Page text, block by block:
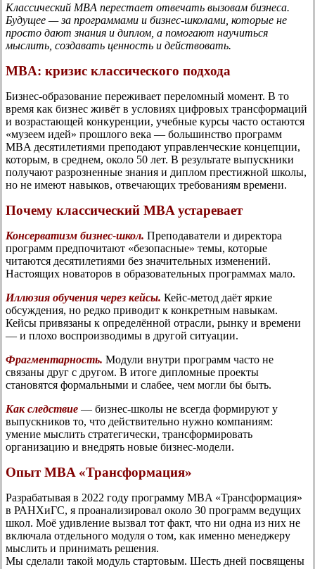
Классический MBA перестает отвечать вызовам бизнеса.
Будущее — за программами и бизнес-школами, которые не
просто дают знания и диплом, а помогают научиться
мыслить, создавать ценность и действовать.
MBA: кризис классического подхода
Бизнес-образование переживает переломный момент. В то
время как бизнес живёт в условиях цифровых трансформаций
и возрастающей конкуренции, учебные курсы часто остаются
«музеем идей» прошлого века — большинство программ
MBA десятилетиями преподают управленческие концепции,
которым, в среднем, около 50 лет. В результате выпускники
получают разрозненные знания и диплом престижной школы,
но не имеют навыков, отвечающих требованиям времени.
Почему классический MBA устаревает
Консерватизм бизнес-школ. Преподаватели и директора
программ предпочитают «безопасные» темы, которые
читаются десятилетиями без значительных изменений.
Настоящих новаторов в образовательных программах мало.
Иллюзия обучения через кейсы. Кейс-метод даёт яркие
обсуждения, но редко приводит к конкретным навыкам.
Кейсы привязаны к определённой отрасли, рынку и времени
— и плохо воспроизводимы в другой ситуации.
Фрагментарность. Модули внутри программ часто не
связаны друг с другом. В итоге дипломные проекты
становятся формальными и слабее, чем могли бы быть.
Как следствие — бизнес-школы не всегда формируют у
выпускников то, что действительно нужно компаниям:
умение мыслить стратегически, трансформировать
организацию и внедрять новые бизнес-модели.
Опыт MBA «Трансформация»
Разрабатывая в 2022 году программу MBA «Трансформация»
в РАНХиГС, я проанализировал около 30 программ ведущих
школ. Моё удивление вызвал тот факт, что ни одна из них не
включала отдельного модуля о том, как именно менеджеру
мыслить и принимать решения.
Мы сделали такой модуль стартовым. Шесть дней посвящены